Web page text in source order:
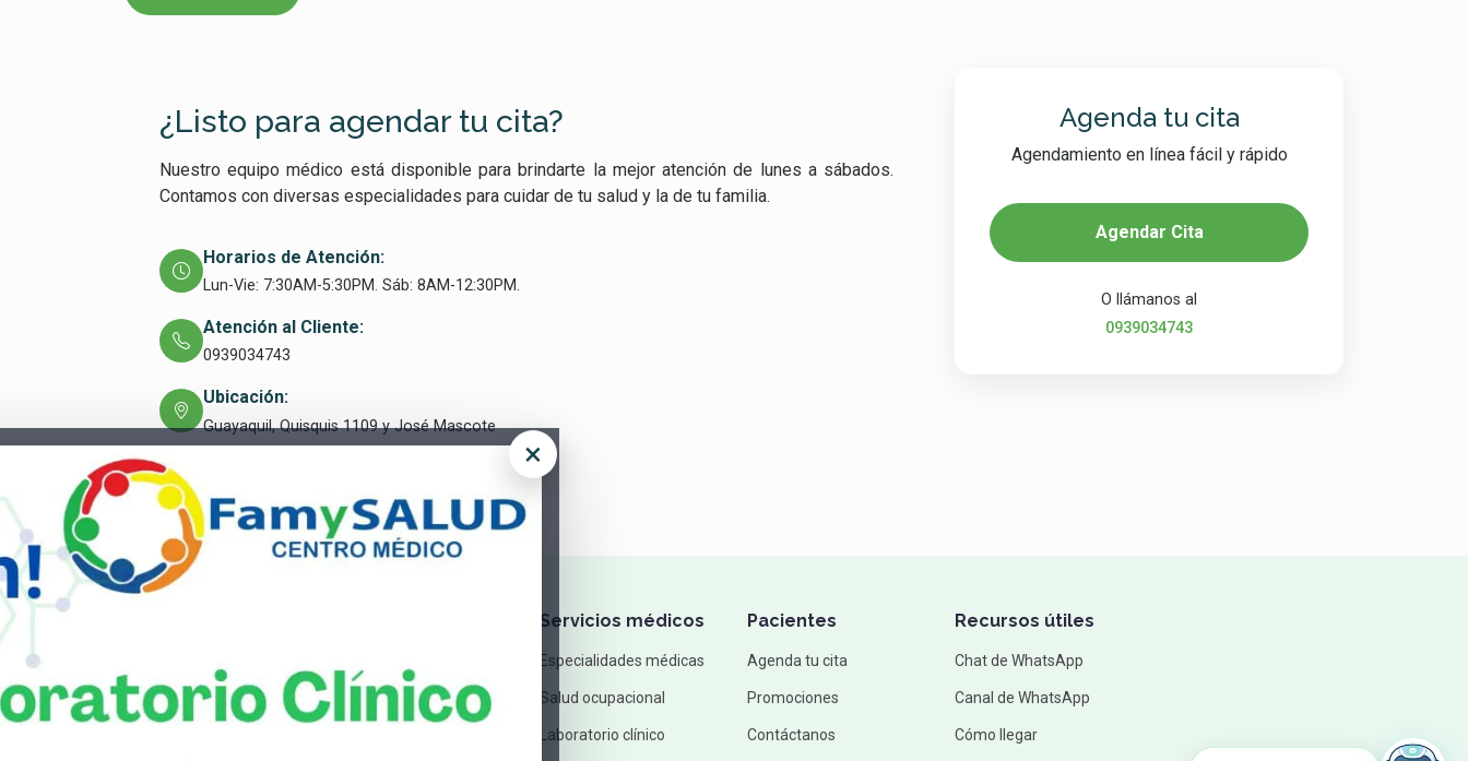
¿Listo para agendar tu cita?
Nuestro equipo médico está disponible para brindarte la mejor atención de lunes a sábados.
Contamos con diversas especialidades para cuidar de tu salud y la de tu familia.
Horarios de Atención:
Lun-Vie: 7:30AM-5:30PM. Sáb: 8AM-12:30PM.
Atención al Cliente:
0939034743
Ubicación:
Guayaquil, Quisquis 1109 y José Mascote
Agenda tu cita
Agendamiento en línea fácil y rápido
Agendar Cita
O llámanos al
0939034743
Guayaquil, Quisquis 1109 y José Mascote
Servicios médicos
Especialidades médicas
Salud ocupacional
Laboratorio clínico
Pacientes
Agenda tu cita
Promociones
Contáctanos
Recursos útiles
Chat de WhatsApp
Canal de WhatsApp
Cómo llegar
×